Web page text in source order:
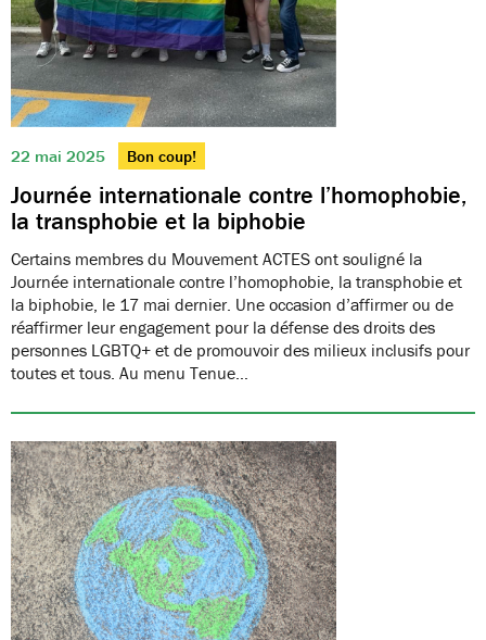
22 mai 2025 Bon coup!
Journée internationale contre l’homophobie,
la transphobie et la biphobie
Certains membres du Mouvement ACTES ont souligné la
Journée internationale contre l’homophobie, la transphobie et
la biphobie, le 17 mai dernier. Une occasion d’affirmer ou de
réaffirmer leur engagement pour la défense des droits des
personnes LGBTQ+ et de promouvoir des milieux inclusifs pour
toutes et tous. Au menu Tenue…